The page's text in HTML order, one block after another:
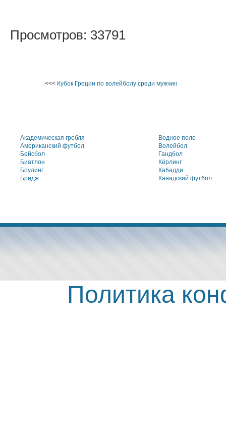
Просмотров: 33791
<<< Кубок Греции по волейболу среди мужчин
Академическая гребля
Американский футбол
Бейсбол
Биатлон
Боулинг
Бридж
Водное поло
Волейбол
Гандбол
Кёрлинг
Кабадди
Канадский футбол
Политика